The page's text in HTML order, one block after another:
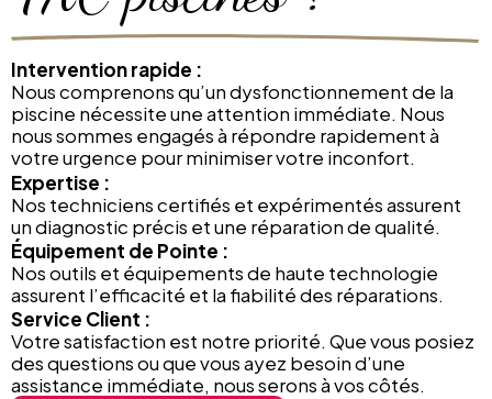
Intervention rapide :
Nous comprenons qu’un dysfonctionnement de la
piscine nécessite une attention immédiate. Nous
nous sommes engagés à répondre rapidement à
votre urgence pour minimiser votre inconfort.
Expertise :
Nos techniciens certifiés et expérimentés assurent
un diagnostic précis et une réparation de qualité.
Équipement de Pointe :
Nos outils et équipements de haute technologie
assurent l’efficacité et la fiabilité des réparations.
Service Client :
Votre satisfaction est notre priorité. Que vous posiez
des questions ou que vous ayez besoin d’une
assistance immédiate, nous serons à vos côtés.